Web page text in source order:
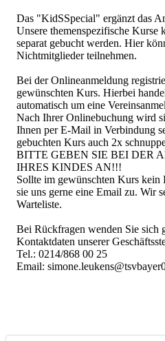
Das "KidSSpecial" ergänzt das
Unsere themenspezifische Kurse
separat gebucht werden. Hier
Nichtmitglieder teilnehmen.
Bei der Onlineanmeldung
gewünschten Kurs. Hierbei
automatisch um eine
Nach Ihrer Onlinebuchung wird
Ihnen per E-Mail in Verbindung
gebuchten Kurs auch 2x
BITTE GEBEN SIE BEI DER
IHRES KINDES AN!!!
Sollte im gewünschten Kurs kein
sie uns gerne eine Email zu. Wir
Warteliste.
Bei Rückfragen wenden Sie sich
Kontaktdaten unserer
Tel.: 0214/868 00 25
Email: